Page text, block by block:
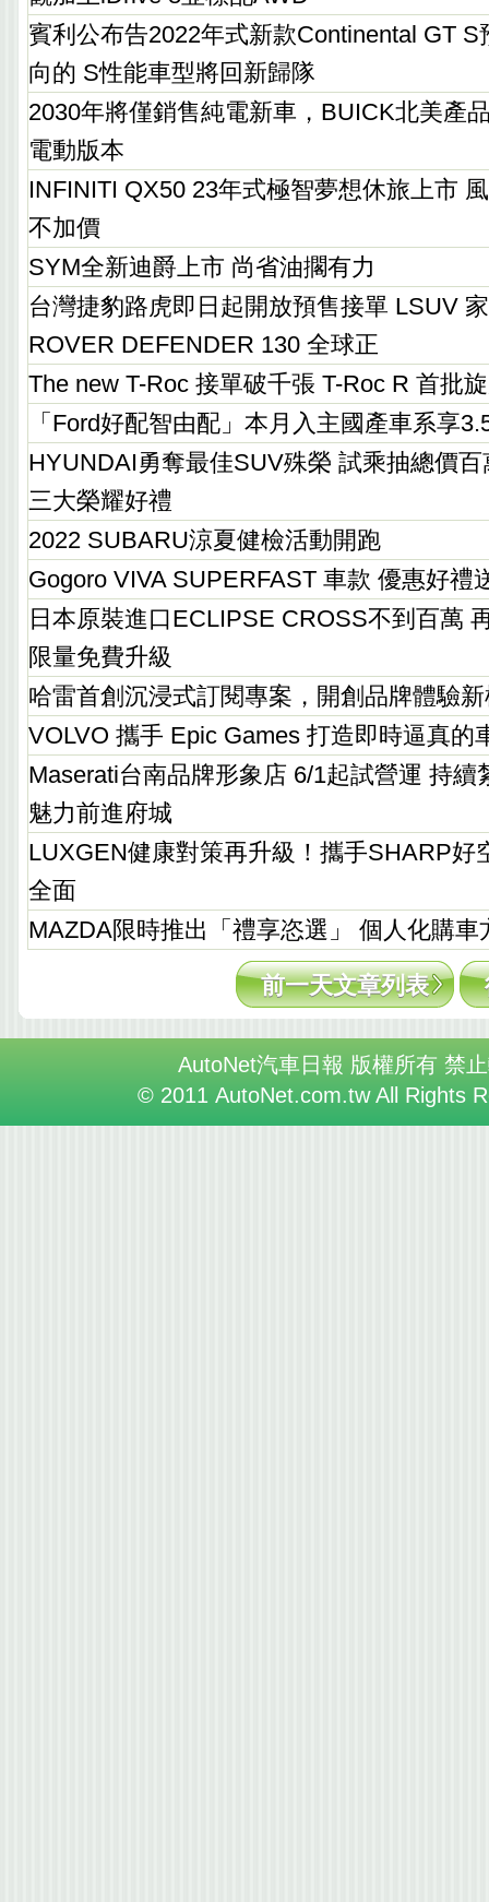
賓利公布告2022年式新款Continental GT
向的 S性能車型將回新歸隊
2030年將僅銷售純電新車，BUICK北美產
電動版本
INFINITI QX50 23年式極智夢想休旅上市
不加價
SYM全新迪爵上市 尚省油擱有力
台灣捷豹路虎即日起開放預售接單 LSUV
ROVER DEFENDER 130 全球正
The new T-Roc 接單破千張 T-Roc R 首批
「Ford好配智由配」本月入主國產車系享
HYUNDAI勇奪最佳SUV殊榮 試乘抽總價
三大榮耀好禮
2022 SUBARU涼夏健檢活動開跑
Gogoro VIVA SUPERFAST 車款 優惠好禮
日本原裝進口ECLIPSE CROSS不到百萬
限量免費升級
哈雷首創沉浸式訂閱專案，開創品牌體驗
VOLVO 攜手 Epic Games 打造即時逼真的
Maserati台南品牌形象店 6/1起試營運 持續
魅力前進府城
LUXGEN健康對策再升級！攜手SHARP好
全面
MAZDA限時推出「禮享恣選」 個人化購車
前一天文章列表
AutoNet汽車日報 版權所有 禁
© 2011 AutoNet.com.tw All Rights